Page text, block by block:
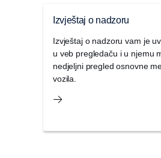
Izvještaj o nadzoru
Izvještaj o nadzoru vam je
u veb pregledaču i u njemu
nedjeljni pregled osnovne
vozila.